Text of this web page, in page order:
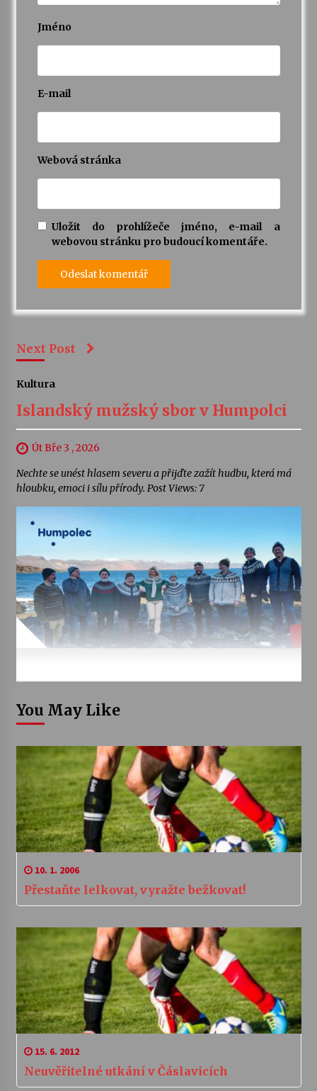
Jméno
E-mail
Webová stránka
Uložit do prohlížeče jméno, e-mail a
webovou stránku pro budoucí komentáře.
Next Post
Kultura
Islandský mužský sbor v Humpolci
Út Bře 3 , 2026
Nechte se unést hlasem severu a přijďte zažít hudbu, která má
hloubku, emoci i sílu přírody. Post Views: 7
You May Like
10. 1. 2006
Přestaňte lelkovat, vyražte bežkovat!
15. 6. 2012
Neuvěřitelné utkání v Čáslavicích